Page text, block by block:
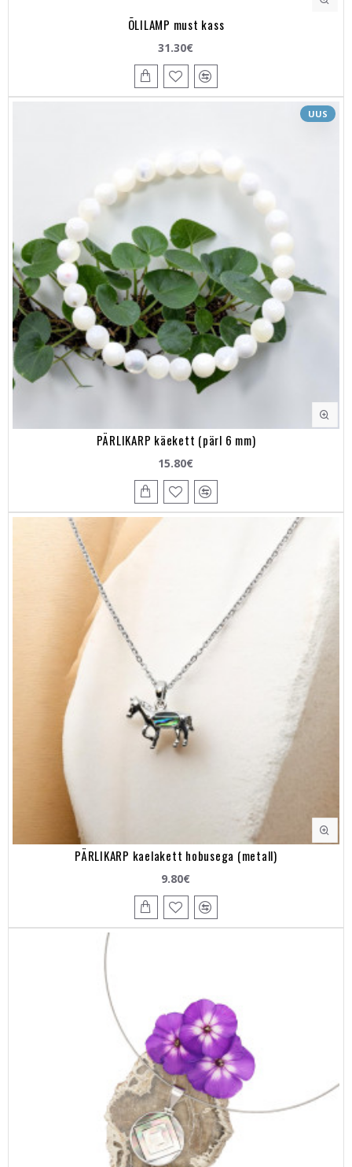
ÕLILAMP must kass
31.30€
UUS
PÄRLIKARP käekett (pärl 6 mm)
15.80€
PÄRLIKARP kaelakett hobusega (metall)
9.80€